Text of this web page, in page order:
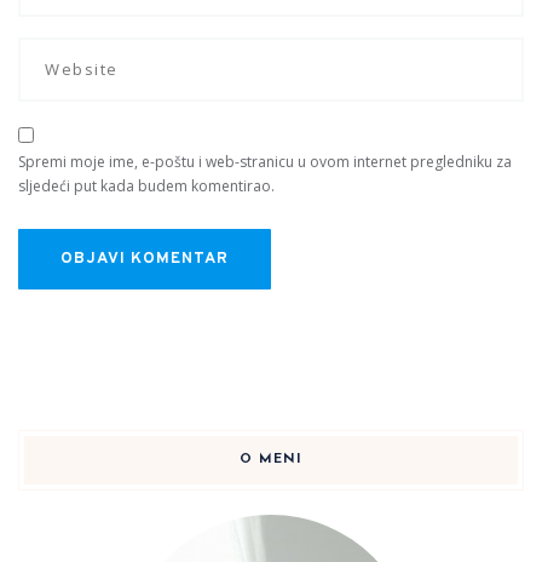
Spremi moje ime, e-poštu i web-stranicu u ovom internet pregledniku za
sljedeći put kada budem komentirao.
O MENI